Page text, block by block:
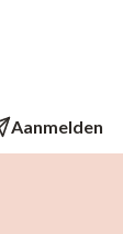
Aanmelden